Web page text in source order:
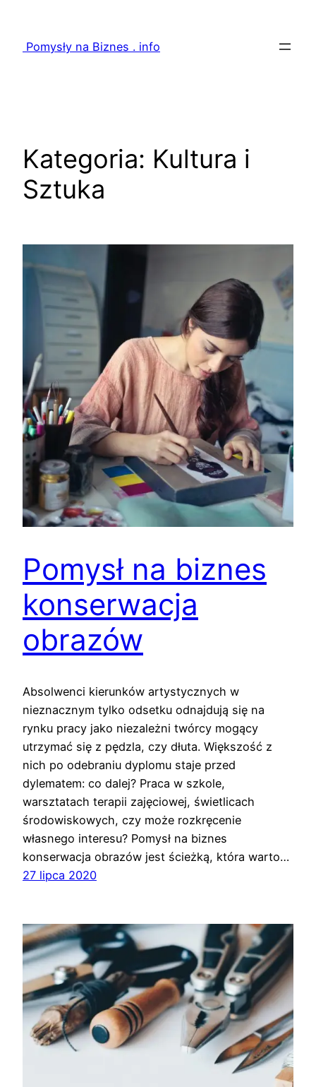
treściPomysły na Biznes . info
Kategoria: Kultura i
Sztuka
Pomysł na biznes
konserwacja
obrazów
Absolwenci kierunków artystycznych w
nieznacznym tylko odsetku odnajdują się na
rynku pracy jako niezależni twórcy mogący
utrzymać się z pędzla, czy dłuta. Większość z
nich po odebraniu dyplomu staje przed
dylematem: co dalej? Praca w szkole,
warsztatach terapii zajęciowej, świetlicach
środowiskowych, czy może rozkręcenie
własnego interesu? Pomysł na biznes
konserwacja obrazów jest ścieżką, która warto…
27 lipca 2020